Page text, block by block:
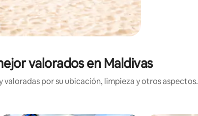
valorados en Maldivas
valoradas por su ubicación, limpieza y otros aspectos.